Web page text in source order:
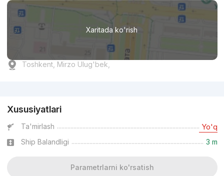
Xaritada ko'rish
Toshkent, Mirzo Ulug'bek,
Xususiyatlari
Ta'mirlash Yo'q
Ship Balandligi 3 m
Parametrlarni ko'rsatish